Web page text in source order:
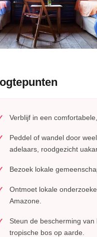
Verblijf in een
Peddel of wandel door
adelaars, roodgezicht
Bezoek lokale
Ontmoet lokale
Amazone.
Steun de bescherming
tropische bos op aarde.